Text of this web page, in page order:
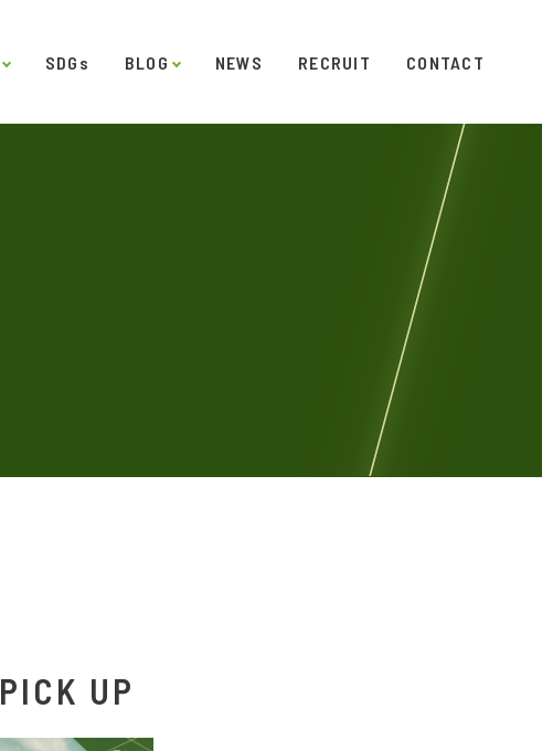
SDGs BLOG NEWS RECRUIT CONTACT
PICK UP